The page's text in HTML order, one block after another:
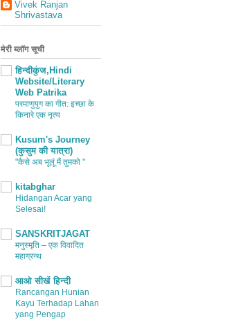
Vivek Ranjan
Shrivastava
मेरी ब्लॉग सूची
हिन्दीकुंज,Hindi
Website/Literary
Web Patrika
परमाणुयुग का गीत: इच्छा के
किनारे एक नृत्य
Kusum's Journey
(कुसुम की यात्रा)
"कैसे अब भूलूं मैं तुमको "
kitabghar
Hidangan Acar yang
Selesai!
SANSKRITJAGAT
मनुस्मृति – एक विवादित
महाग्रन्थ
आओ सीखें हिन्दी
Rancangan Hunian
Kayu Terhadap Lahan
yang Pengap